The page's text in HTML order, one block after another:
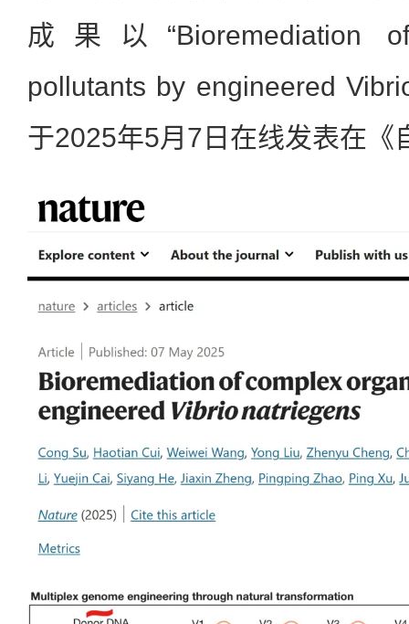
成果以“Bioremediation
pollutants by engineered
于2025年5月7日在线发表在《